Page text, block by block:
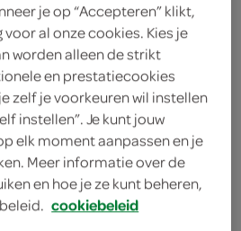
receptuur
je op “Accepteren” klikt,
al onze cookies. Kies je
worden alleen de strikt
en prestatiecookies
zelf je voorkeuren wil instellen
instellen”. Je kunt jouw
elk moment aanpassen en je
Meer informatie over de
en hoe je ze kunt beheren,
cookiebeleid